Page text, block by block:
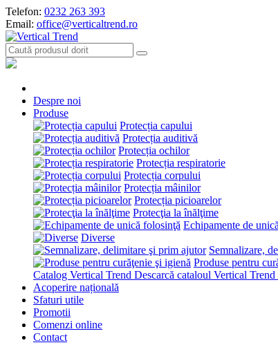
Telefon: 0232 263 393
Email: office@verticaltrend.ro
Despre noi
Produse
Protecția capului
Protecția auditivă
Protecția ochilor
Protecția respiratorie
Protecția corpului
Protecția mâinilor
Protecția picioarelor
Protecţia la înălţime
Echipamente de
Diverse
Semnalizare,
Produse pentru
Catalog Vertical Trend Descarcă cataloul Vertical Trend
Acoperire națională
Sfaturi utile
Promotii
Comenzi online
Contact